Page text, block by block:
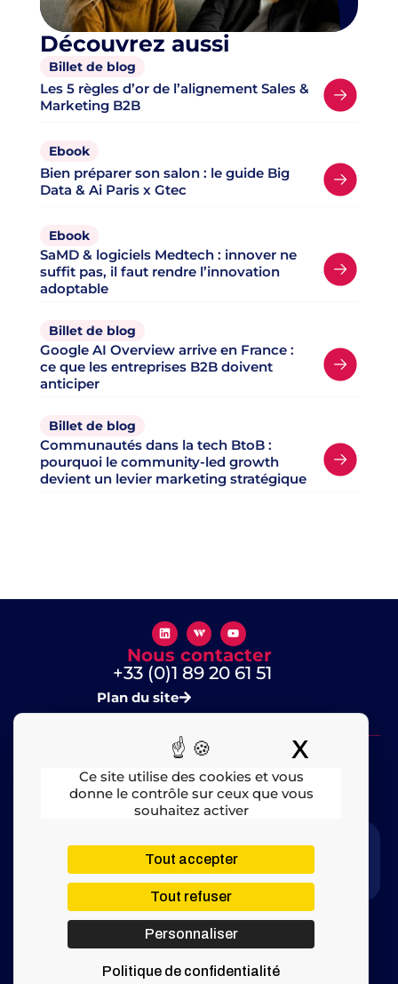
Ce site utilise des cookies et vous
donne le contrôle sur ceux que vous
souhaitez activer
Tout accepter
Tout refuser
Personnaliser
Politique de confidentialité
X
Découvrez aussi
Billet de blog
Les 5 règles d’or de l’alignement Sales &
Marketing B2B
Ebook
Bien préparer son salon : le guide Big
Data & Ai Paris x Gtec
Ebook
SaMD & logiciels Medtech : innover ne
suffit pas, il faut rendre l’innovation
adoptable
Billet de blog
Google AI Overview arrive en France :
ce que les entreprises B2B doivent
anticiper
Billet de blog
Communautés dans la tech BtoB :
pourquoi le community-led growth
devient un levier marketing stratégique
Nous contacter
+33 (0)1 89 20 61 51
Plan du site
​ – © 2025 All rights Reserved